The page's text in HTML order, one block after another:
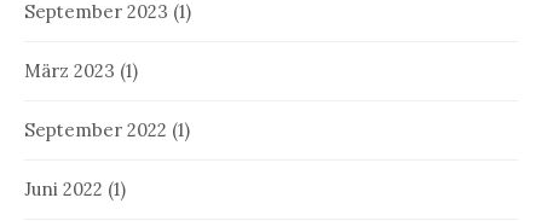
September 2023 (1)
März 2023 (1)
September 2022 (1)
Juni 2022 (1)